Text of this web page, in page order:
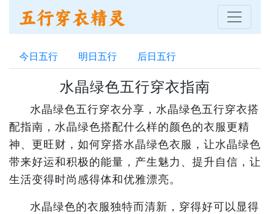
今日五行 明日五行 后日五行
水晶绿色五行穿衣指南
水晶绿色五行穿衣分享，水晶绿色五行穿衣搭
配指南，水晶绿色搭配什么样的颜色的衣服更精
神、更旺财，如何穿搭水晶绿色衣服，让水晶绿色
带来好运和积极的能量，产生魅力、提升自信，让
生活变得时尚感得体和优雅漂亮。
水晶绿色的衣服独特而清新，穿得好可以显得